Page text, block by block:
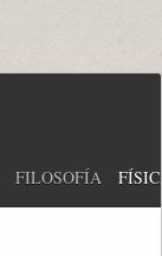
FILOSOFÍA